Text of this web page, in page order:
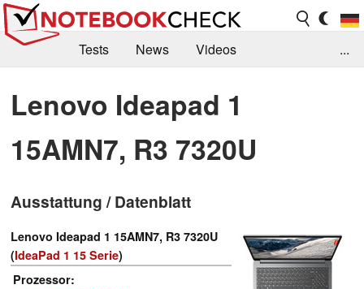
Tests News
Videos
Kaufberatung
Deals Suche
Forum
...
Lenovo Ideapad 1
15AMN7, R3 7320U
Ausstattung / Datenblatt
Lenovo Ideapad 1 15AMN7, R3 7320U
(IdeaPad 1 15 Serie)
Prozessor